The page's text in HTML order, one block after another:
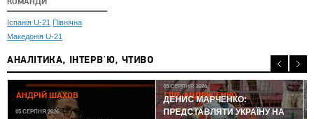
КОМАНДИ
Іспанія U-21
Північна
Македонія U-21
АНАЛІТИКА, ІНТЕРВ'Ю, ЧТИВО
АНДРІЙ ШАХОВ
05 СЕРПНЯ 2026
ГЛІБ АНДРУСЕНКО
05 СЕРПНЯ 2026
ДЕНИС МАРЧЕНКО:
ПРЕДСТАВЛЯТИ УКРАЇНУ НА